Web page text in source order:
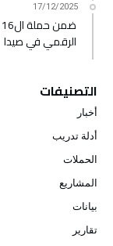
17/12/2025
الرقمي في صيدا
التصنيفات
أخبار
أدلة تدريب
الحملات
المشاريع
بيانات
تقارير